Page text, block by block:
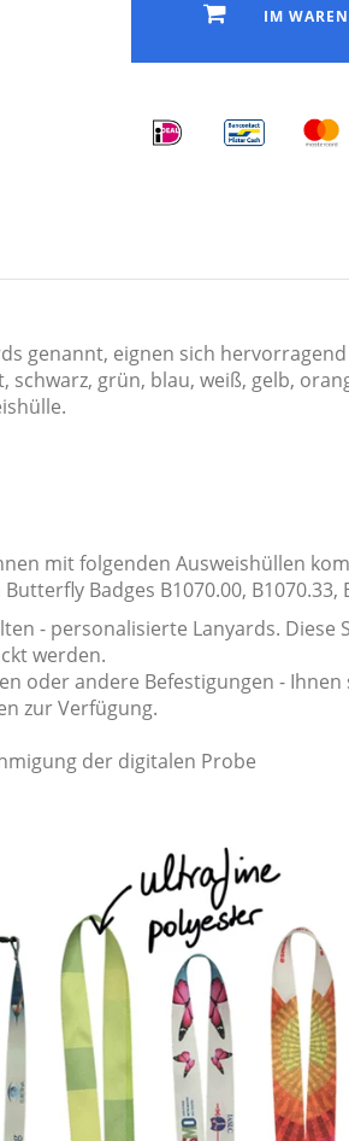
IM
genannt, eignen sich
grün, blau, weiß, gelb,
mit folgenden Ausweishüllen
Badges B1070.00, B1070.33,
- personalisierte Lanyards.
werden.
oder andere Befestigungen -
zur Verfügung.
der digitalen Probe